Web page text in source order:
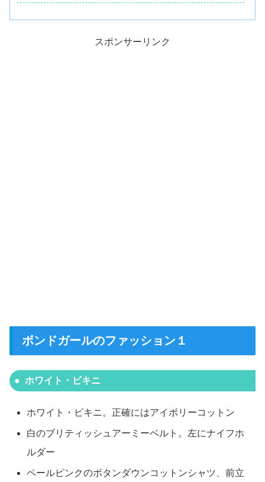
スポンサーリンク
ボンドガールのファッション１
ホワイト・ビキニ
ホワイト・ビキニ。正確にはアイボリーコットン
白のブリティッシュアーミーベルト。左にナイフホ
ルダー
ペールピンクのボタンダウンコットンシャツ、前立